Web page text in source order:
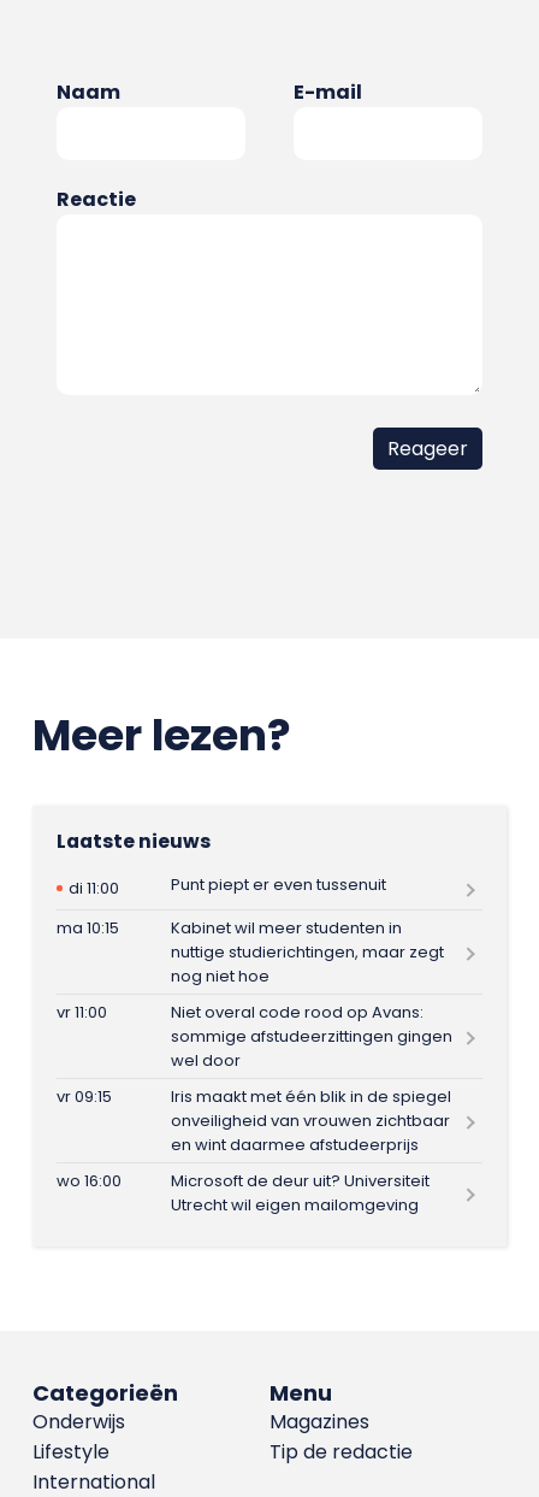
Naam E-mail
Reactie
Meer lezen?
Laatste nieuws
di 11:00
Punt piept er even tussenuit
ma 10:15
Kabinet wil meer studenten in
nuttige studierichtingen, maar zegt
nog niet hoe
vr 11:00
Niet overal code rood op Avans:
sommige afstudeerzittingen gingen
wel door
vr 09:15
Iris maakt met één blik in de spiegel
onveiligheid van vrouwen zichtbaar
en wint daarmee afstudeerprijs
wo 16:00
Microsoft de deur uit? Universiteit
Utrecht wil eigen mailomgeving
Menu
Magazines
Tip de redactie
Categorieën
Onderwijs
Lifestyle
International